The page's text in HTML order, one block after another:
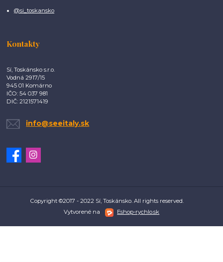
@si_toskansko
Kontakty
Sí, Toskánsko s.r.o.
Vodná 2917/15
945 01 Komárno
IČO: 54 037 981
DIČ: 2121571419
info@seeitaly.sk
Copyright ©2017 - 2022 Sí, Toskánsko. All rights reserved.
Vytvorené na
Eshop-rychlo.sk